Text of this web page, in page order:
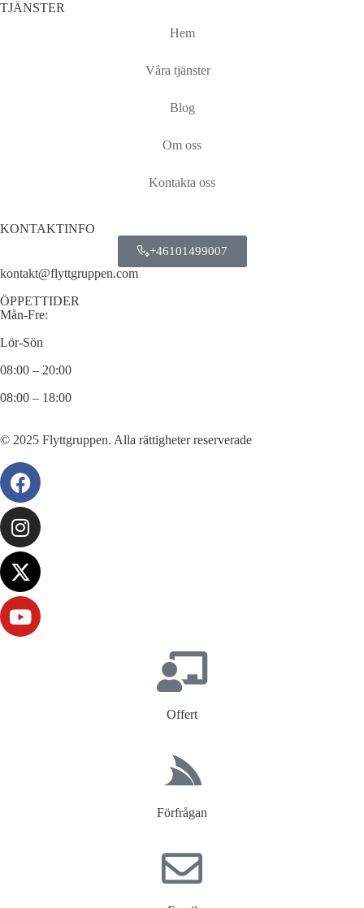
TJÄNSTER
Hem
Våra tjänster
Blog
Om oss
Kontakta oss
KONTAKTINFO
+46101499007
kontakt@flyttgruppen.com
ÖPPETTIDER
Mån-Fre:
Lör-Sön
08:00 – 20:00
08:00 – 18:00
© 2025 Flyttgruppen. Alla rättigheter reserverade
Offert
Förfrågan